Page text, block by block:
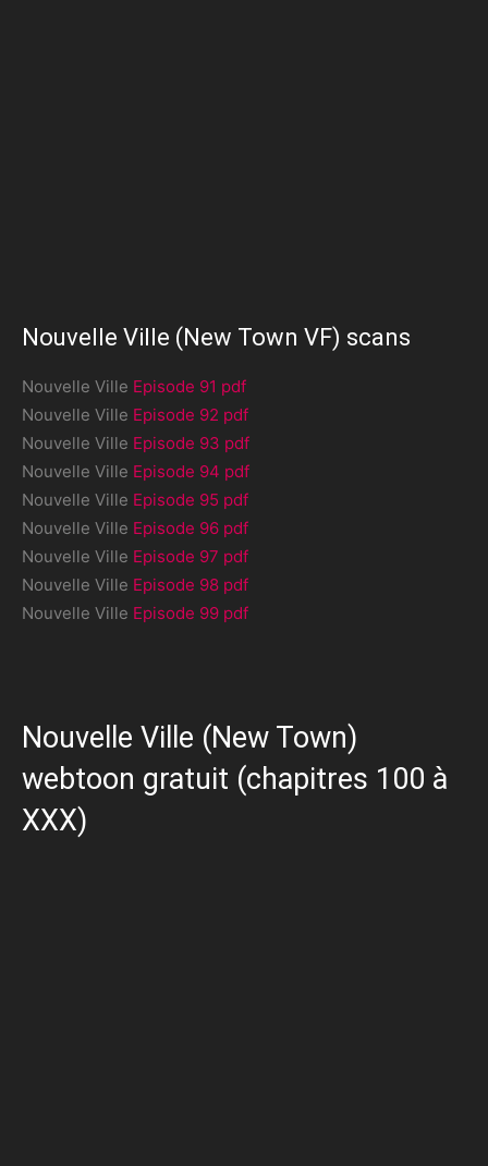
Nouvelle Ville (New Town VF) scans
Nouvelle Ville Episode 91 pdf
Nouvelle Ville Episode 92 pdf
Nouvelle Ville Episode 93 pdf
Nouvelle Ville Episode 94 pdf
Nouvelle Ville Episode 95 pdf
Nouvelle Ville Episode 96 pdf
Nouvelle Ville Episode 97 pdf
Nouvelle Ville Episode 98 pdf
Nouvelle Ville Episode 99 pdf
Nouvelle Ville (New Town)
webtoon gratuit (chapitres 100 à
XXX)